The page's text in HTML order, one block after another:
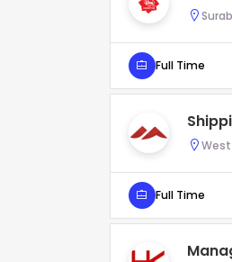
Full Time
Full Time